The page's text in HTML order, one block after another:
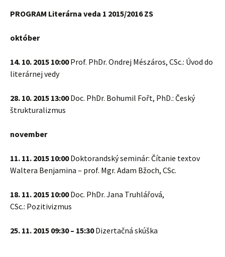
PROGRAM Literárna veda 1 2015/2016 ZS
október
14. 10. 2015 10:00Prof. PhDr. Ondrej Mészáros, CSc.: Úvod do
literárnej vedy
28. 10. 2015 13:00Doc. PhDr. Bohumil Fořt, PhD.: Český
štrukturalizmus
november
11. 11. 2015 10:00Doktorandský seminár: Čítanie textov
Waltera Benjamina – prof. Mgr. Adam Bžoch, CSc.
18. 11. 2015 10:00Doc. PhDr. Jana Truhlářová,
CSc.: Pozitivizmus
25. 11. 2015 09:30 – 15:30Dizertačná skúška